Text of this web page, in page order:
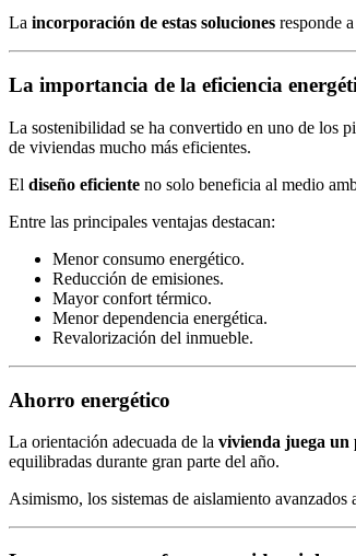
La incorporación de estas soluciones responde
La importancia de la eficiencia
La sostenibilidad se ha convertido en uno de los
de viviendas mucho más eficientes.
El diseño eficiente no solo beneficia al medio
Entre las principales ventajas destacan:
Menor consumo energético.
Reducción de emisiones.
Mayor confort térmico.
Menor dependencia energética.
Revalorización del inmueble.
Ahorro energético
La orientación adecuada de la vivienda juega un
equilibradas durante gran parte del año.
Asimismo, los sistemas de aislamiento